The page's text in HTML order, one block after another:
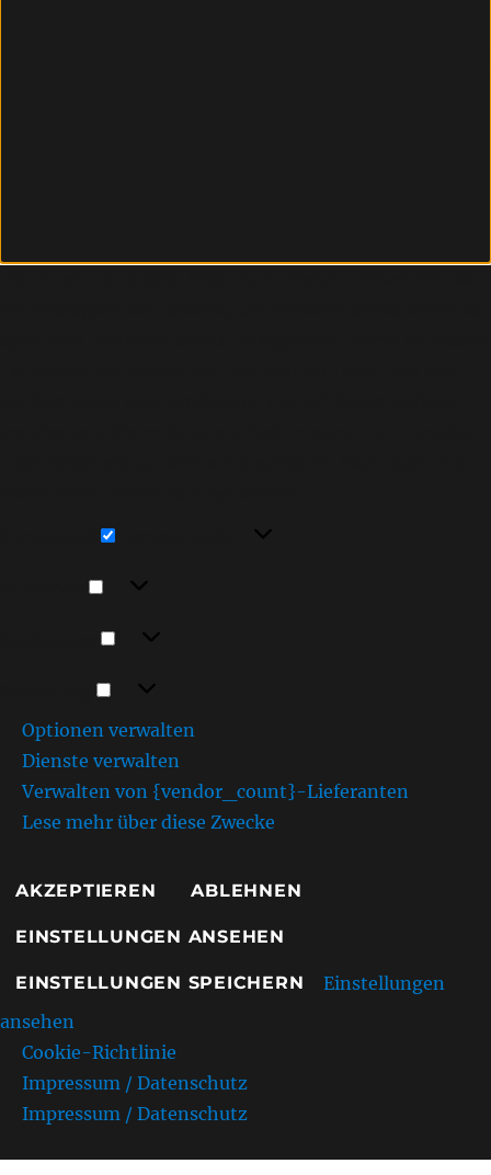
Optionen verwalten
Dienste verwalten
Verwalten von {vendor_count}-Lieferanten
Lese mehr über diese Zwecke
AKZEPTIEREN ABLEHNEN
EINSTELLUNGEN ANSEHEN
EINSTELLUNGEN SPEICHERN
Einstellungen
ansehen
Cookie-Richtlinie
Impressum / Datenschutz
Impressum / Datenschutz